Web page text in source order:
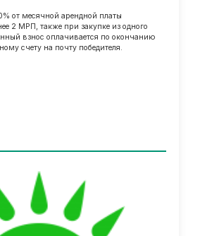
от месячной арендной платы
2 МРП, также при закупке из одного
взнос оплачивается по окончанию
счету на почту победителя.